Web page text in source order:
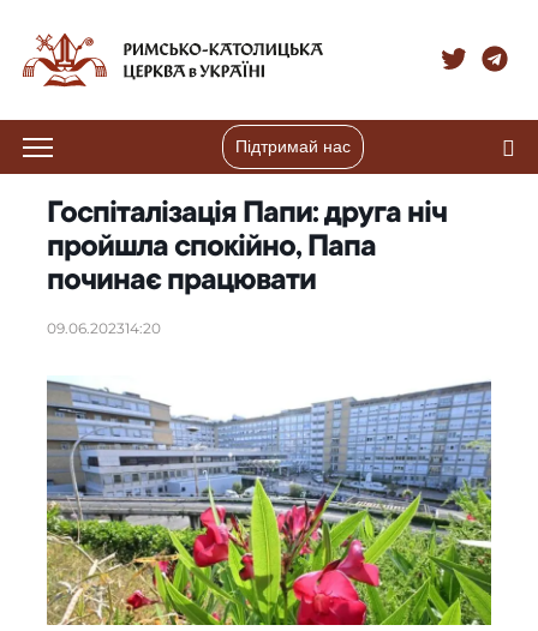
Підтримай нас
Госпіталізація Папи: друга ніч
пройшла спокійно, Папа
починає працювати
09.06.202314:20